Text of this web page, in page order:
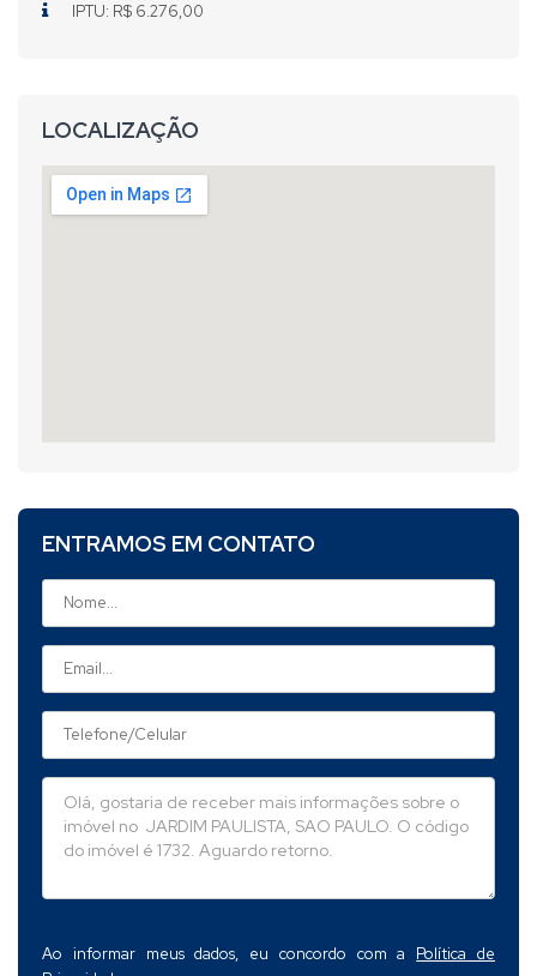
IPTU: R$ 6.276,00
LOCALIZAÇÃO
ENTRAMOS EM CONTATO
Ao informar meus dados, eu concordo com a Política de